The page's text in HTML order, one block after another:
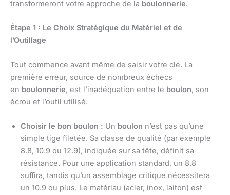
transformeront votre approche de la boulonnerie.
Étape 1 : Le Choix Stratégique du Matériel et de
l’Outillage
Tout commence avant même de saisir votre clé. La
première erreur, source de nombreux échecs
en boulonnerie, est l’inadéquation entre le boulon, son
écrou et l’outil utilisé.
Choisir le bon boulon : Un boulon n’est pas qu’une
simple tige filetée. Sa classe de qualité (par exemple
8.8, 10.9 ou 12.9), indiquée sur sa tête, définit sa
résistance. Pour une application standard, un 8.8
suffira, tandis qu’un assemblage critique nécessitera
un 10.9 ou plus. Le matériau (acier, inox, laiton) est